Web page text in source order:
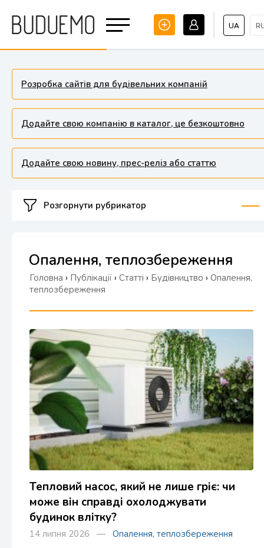
UA
Розробка сайтів для будівельних компаній
Додайте свою компанію в каталог, це безкоштовно
Додайте свою новину, прес-реліз або статтю
Розгорнути рубрикатор
Опалення, теплозбереження
Головна › Публікації › Статті › Будівництво › Опалення,
теплозбереження
Тепловий насос, який не лише гріє: чи
може він справді охолоджувати
будинок влітку?
14 липня 2026 — Опалення, теплозбереження